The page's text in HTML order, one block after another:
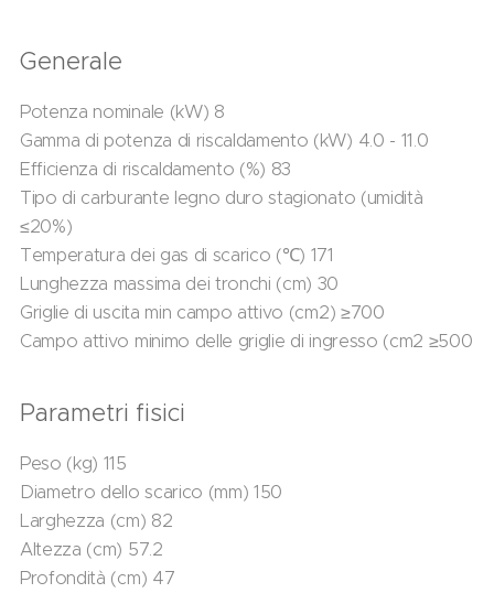
Generale
Potenza nominale (kW) 8
Gamma di potenza di riscaldamento (kW) 4.0 - 11.0
Efficienza di riscaldamento (%) 83
Tipo di carburante legno duro stagionato (umidità
≤20%)
Temperatura dei gas di scarico (℃) 171
Lunghezza massima dei tronchi (cm) 30
Griglie di uscita min campo attivo (cm2) ≥700
Campo attivo minimo delle griglie di ingresso (cm2 ≥500
Parametri fisici
Peso (kg) 115
Diametro dello scarico (mm) 150
Larghezza (cm) 82
Altezza (cm) 57.2
Profondità (cm) 47